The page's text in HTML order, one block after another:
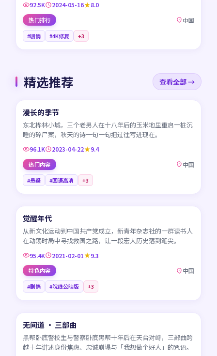
92.5K 2024-05-16 8.0
热门排行 中国
#剧情 #4K修复 +3
精选推荐 查看全部 →
CN
45:17
漫长的季节
东北桦林小城，三个老男人在十八年后的玉米地里重启一桩沉
睡的碎尸案，秋天的诗一句一句把过往写进现在。
96.1K 2023-04-22 9.4
热门内容 中国
#悬疑 #国语高清 +3
CN
觉醒年代
从新文化运动到中国共产党成立，新青年杂志社的一群读书人
在动荡时局中寻找救国之路，让一段宏大历史落到笔尖。
95.4K 2021-02-01 9.3
特色内容 中国
#剧情 #院线公映版 +3
HK
无间道 · 三部曲
黑帮卧底警校生与警察卧底黑帮十年后在天台对峙，三部曲跨
越十年讲述身份焦虑、忠诚崩塌与「我想做个好人」的咒语。